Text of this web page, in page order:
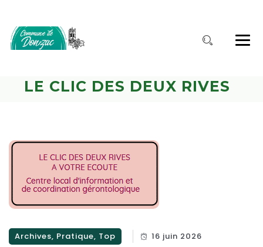
LE CLIC DES DEUX RIVES
Archives, Pratique, Top
16 juin 2026